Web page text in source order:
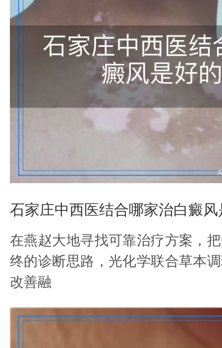
石家庄中西医结合哪家治白癜
在燕赵大地寻找可靠治疗方案，
终的诊断思路，光化学联合草本
改善融